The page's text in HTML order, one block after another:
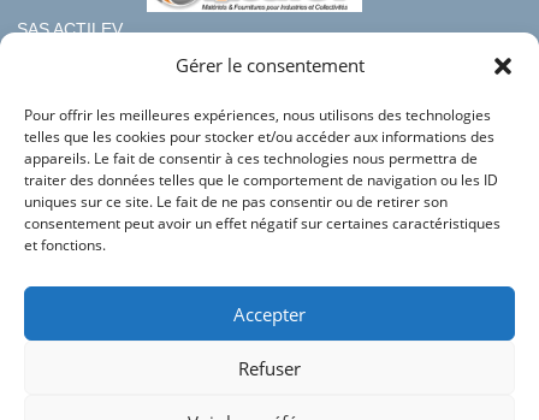
Gérer le consentement
Pour offrir les meilleures expériences, nous utilisons des technologies
telles que les cookies pour stocker et/ou accéder aux informations des
appareils. Le fait de consentir à ces technologies nous permettra de
traiter des données telles que le comportement de navigation ou les ID
uniques sur ce site. Le fait de ne pas consentir ou de retirer son
consentement peut avoir un effet négatif sur certaines caractéristiques
et fonctions.
Accepter
Refuser
SAS ACTILEV
112 bis rue haute de Crouin
Téléphone : 05.45.36.08.19
Mail : contact@france-rayonnage.fr
Nos autres sites du groupe :
Actilev
Bac en Plastique
Conditions générales de vente